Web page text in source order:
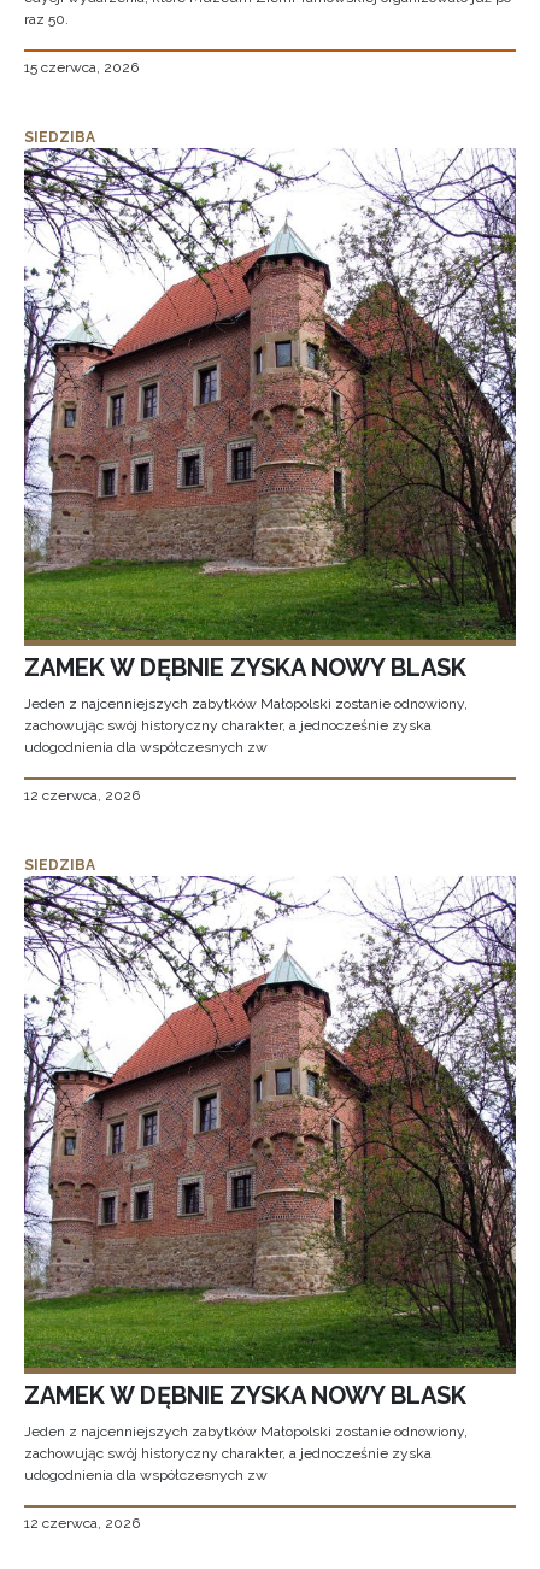
raz 50.
15 czerwca, 2026
SIEDZIBA
ZAMEK W DĘBNIE ZYSKA NOWY BLASK
Jeden z najcenniejszych zabytków Małopolski zostanie odnowiony,
zachowując swój historyczny charakter, a jednocześnie zyska
udogodnienia dla współczesnych zw
12 czerwca, 2026
SIEDZIBA
ZAMEK W DĘBNIE ZYSKA NOWY BLASK
Jeden z najcenniejszych zabytków Małopolski zostanie odnowiony,
zachowując swój historyczny charakter, a jednocześnie zyska
udogodnienia dla współczesnych zw
12 czerwca, 2026